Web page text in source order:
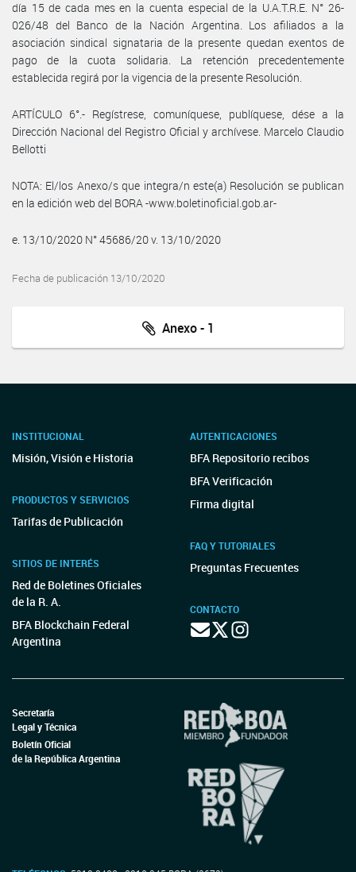
día 15 de cada mes en la cuenta especial de la U.A.T.R.E. N° 26-
026/48 del Banco de la Nación Argentina. Los afiliados a la
asociación sindical signataria de la presente quedan exentos de
pago de la cuota solidaria. La retención precedentemente
establecida regirá por la vigencia de la presente Resolución.
ARTÍCULO 6°.- Regístrese, comuníquese, publíquese, dése a la
Dirección Nacional del Registro Oficial y archívese. Marcelo Claudio
Bellotti
NOTA: El/los Anexo/s que integra/n este(a) Resolución se publican
en la edición web del BORA -www.boletinoficial.gob.ar-
e. 13/10/2020 N° 45686/20 v. 13/10/2020
Fecha de publicación 13/10/2020
Anexo - 1
INSTITUCIONAL
Misión, Visión e Historia
PRODUCTOS Y SERVICIOS
Tarifas de Publicación
SITIOS DE INTERÉS
Red de Boletines Oficiales
de la R. A.
BFA Blockchain Federal
Argentina
AUTENTICACIONES
BFA Repositorio recibos
BFA Verificación
Firma digital
FAQ Y TUTORIALES
Preguntas Frecuentes
CONTACTO
Secretaría
Legal y Técnica
Boletín Oficial
de la República Argentina